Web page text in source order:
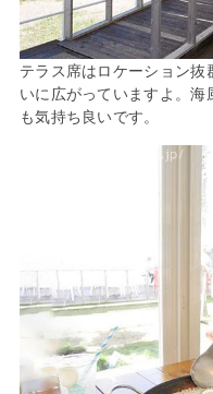
テラス席はロケーション
いに広がっていますよ。海
も気持ち良いです。